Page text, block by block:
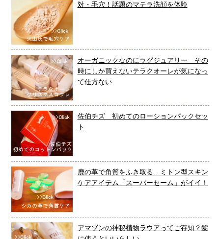
対・毛穴！話題のマテラ洗顔を体験
オーガニックなのにラグジュアリー その
時にしか買えないテラクオーレが気になっ
て仕方ない
佐伯チズ 初めてのローションパックセッ
ト
鹿の革で角質をふき取る…ミトン型スキン
ケアアイテム「スーパーセーム」がイイ！
アマゾンの神秘植物ラウアってご存知？髪